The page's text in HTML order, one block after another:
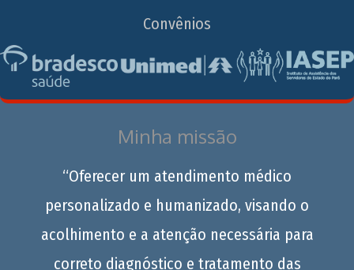
Convênios
Minha missão
“Oferecer um atendimento médico
personalizado e humanizado, visando o
acolhimento e a atenção necessária para
correto diagnóstico e tratamento das